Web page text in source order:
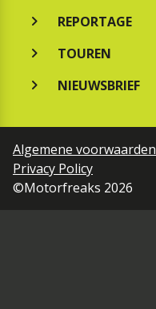
REPORTAGE
TOUREN
NIEUWSBRIEF
Algemene voorwaarden
Privacy Policy
©Motorfreaks 2026